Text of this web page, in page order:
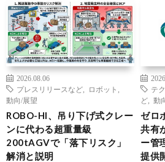
2026.08.06
プレスリリースなど
ロボット
動向/展望
ROBO-HI、吊り下げ式クレー
ンに代わる超重量級
200tAGVで「落下リスク」
解消と説明
テ
ど
動
ゼロ
共有
ー管
提供